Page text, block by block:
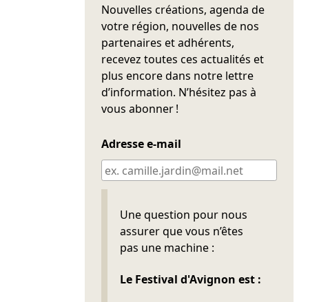
Nouvelles créations, agenda de
votre région, nouvelles de nos
partenaires et adhérents,
recevez toutes ces actualités et
plus encore dans notre lettre
d’information. N’hésitez pas à
vous abonner !
Adresse e-mail
Une question pour nous
assurer que vous n’êtes
pas une machine :
Le Festival d'Avignon est :
Ne pas remplir